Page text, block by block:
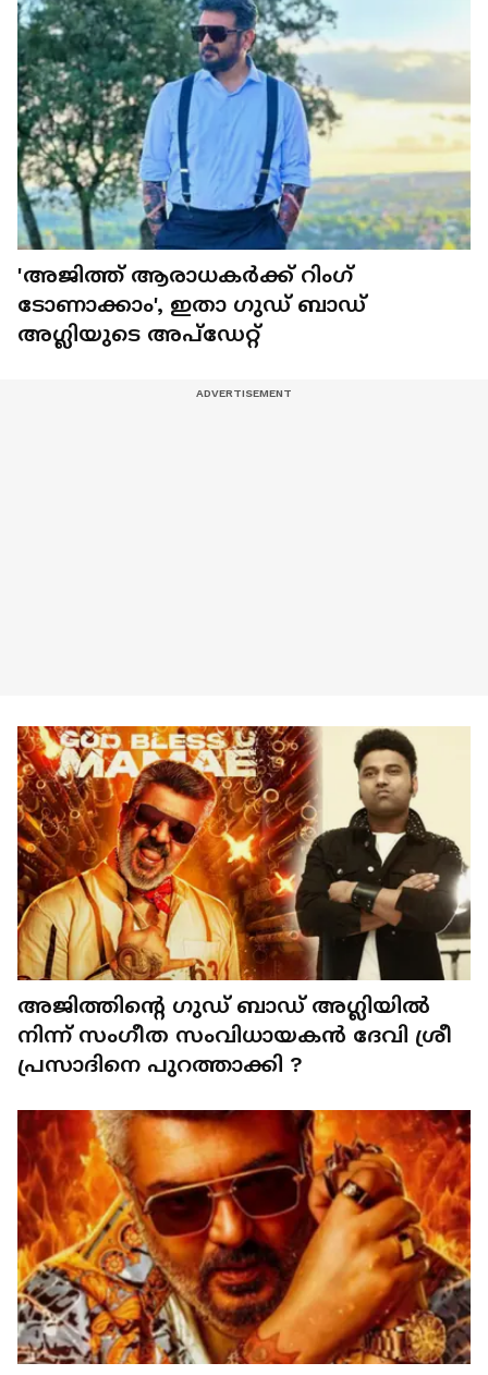
'അജിത്ത് ആരാധകര്‍ക്ക് റിംഗ്
ടോണാക്കാം', ഇതാ ഗുഡ് ബാഡ്
അഗ്ലിയുടെ അപ്‍ഡേറ്റ്
അജിത്തിന്‍റെ ഗുഡ് ബാഡ് അഗ്ലിയില്‍
നിന്ന് സംഗീത സംവിധായകന്‍ ദേവി ശ്രീ
പ്രസാദിനെ പുറത്താക്കി ?